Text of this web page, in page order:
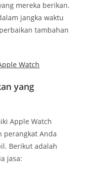
mereka berikan.
jangka waktu
tambahan
Watch
yang
Apple Watch
perangkat Anda
Berikut adalah
jasa: